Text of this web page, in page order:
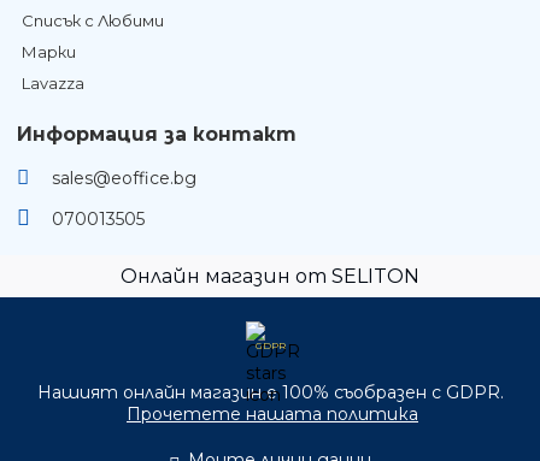
Списък с Любими
Марки
Lavazza
Информация за контакт
sales@eoffice.bg
070013505
Онлайн магазин от SELITON
GDPR
Нашият онлайн магазин е 100% съобразен с GDPR.
Прочетете нашата политика